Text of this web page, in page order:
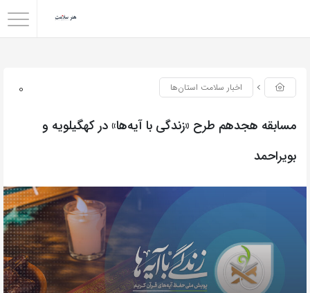
0 اخبار سلامت استان‌ها
مسابقه هجدهم طرح «زندگی با آیه‌ها» در کهگیلویه و
بویراحمد